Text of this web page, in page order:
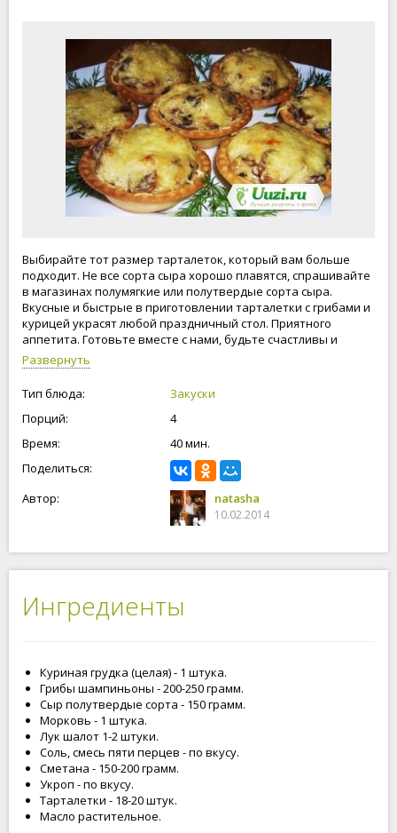
Выбирайте тот размер тарталеток, который вам больше
подходит. Не все сорта сыра хорошо плавятся, спрашивайте
в магазинах полумягкие или полутвердые сорта сыра.
Вкусные и быстрые в приготовлении тарталетки с грибами и
курицей украсят любой праздничный стол. Приятного
аппетита. Готовьте вместе с нами, будьте счастливы и
любимы.
Развернуть
Тип блюда:
Закуски
Порций:
4
Время:
40 мин.
Поделиться:
Автор:
natasha
10.02.2014
Ингредиенты
Куриная грудка (целая) - 1 штука.
Грибы шампиньоны - 200-250 грамм.
Сыр полутвердые сорта - 150 грамм.
Морковь - 1 штука.
Лук шалот 1-2 штуки.
Соль, смесь пяти перцев - по вкусу.
Сметана - 150-200 грамм.
Укроп - по вкусу.
Тарталетки - 18-20 штук.
Масло растительное.